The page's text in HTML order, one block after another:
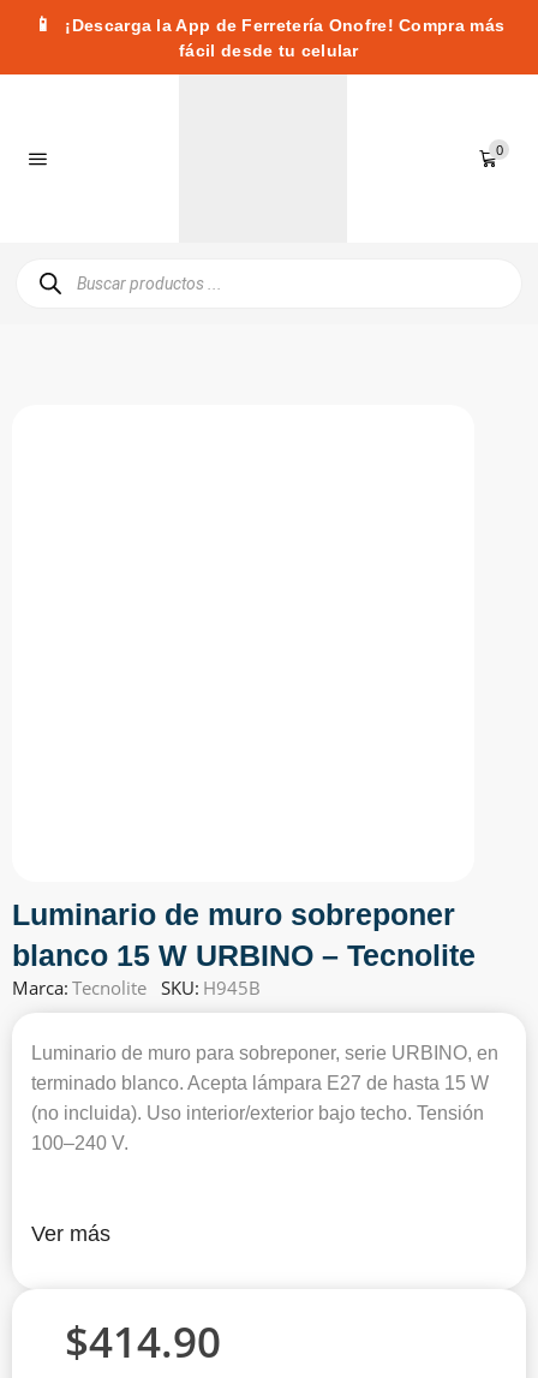
📱
¡Descarga la App de Ferretería Onofre! Compra más
fácil desde tu celular
0
Luminario de muro sobreponer
blanco 15 W URBINO – Tecnolite
Marca: Tecnolite SKU: H945B
Luminario de muro para sobreponer, serie URBINO, en
terminado blanco. Acepta lámpara E27 de hasta 15 W
(no incluida). Uso interior/exterior bajo techo. Tensión
100–240 V.
Ver más
$414.90